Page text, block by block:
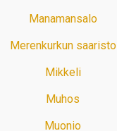
Manamansalo
Merenkurkun saaristo
Mikkeli
Muhos
Muonio